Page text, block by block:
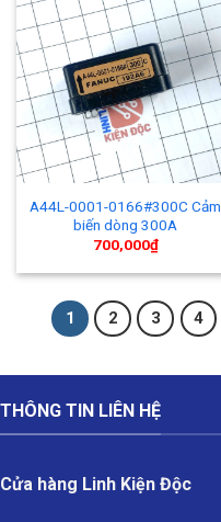
A44L-0001-0166#300C Cảm
biến dòng 300A
700,000₫
1 2 3 4
THÔNG TIN LIÊN HỆ
Cửa hàng Linh Kiện Độc